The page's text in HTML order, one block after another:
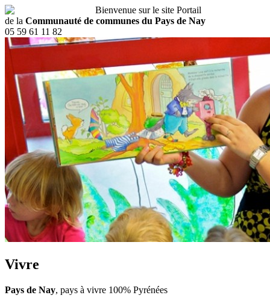
Bienvenue sur le site Portail
de la Communauté de communes du Pays de Nay
05 59 61 11 82
Vivre
Pays de Nay, pays à vivre 100% Pyrénées